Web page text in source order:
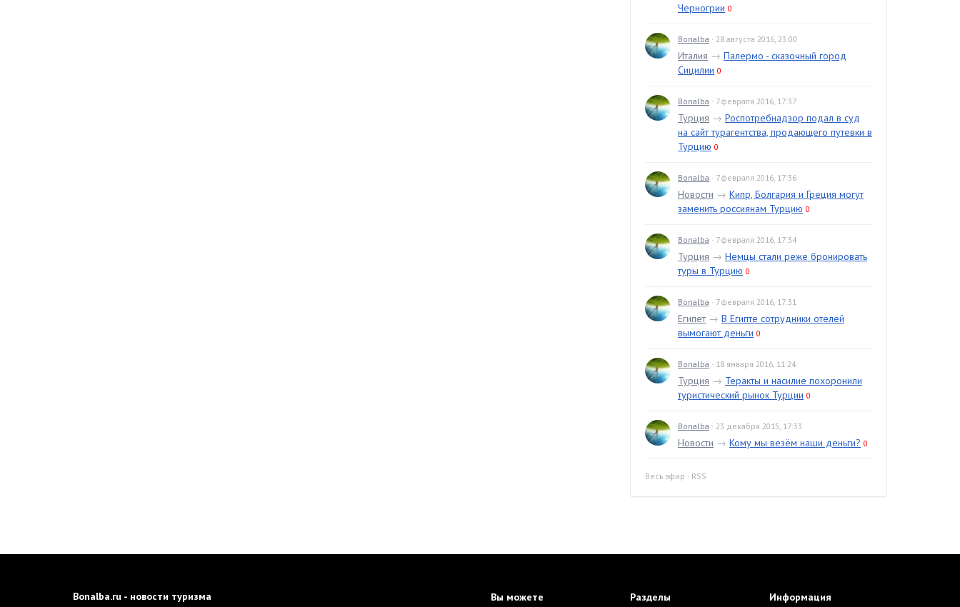
Черногрии 0
Bonalba · 28 августа 2016, 23:00
Италия → Палермо - сказочный город
Сицилии 0
Bonalba · 7 февраля 2016, 17:37
Турция → Роспотребнадзор подал в суд
на сайт турагентства, продающего путевки в
Турцию 0
Bonalba · 7 февраля 2016, 17:36
Новости → Кипр, Болгария и Греция могут
заменить россиянам Турцию 0
Bonalba · 7 февраля 2016, 17:34
Турция → Немцы стали реже бронировать
туры в Турцию 0
Bonalba · 7 февраля 2016, 17:31
Египет→ В Египте сотрудники отелей
вымогают деньги 0
Bonalba · 18 января 2016, 11:24
Турция → Теракты и насилие похоронили
туристический рынок Турции 0
Bonalba · 23 декабря 2015, 17:33
Новости → Кому мы везём наши деньги? 0
Весь эфир · RSS
Bonalba.ru - новости туризма Вы можете Разделы Информация